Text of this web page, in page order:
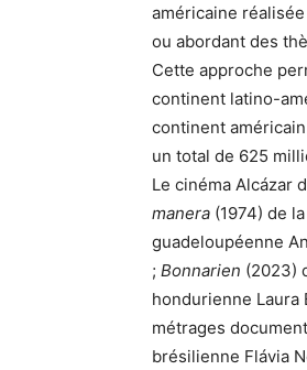
américaine
ou abordant des
Cette approche
continent latino-
continent
un total de 625
Le cinéma Alcázar
manera (1974) de
guadeloupéenne
; Bonnarien (2023)
hondurienne Laura
métrages
brésilienne Flávia